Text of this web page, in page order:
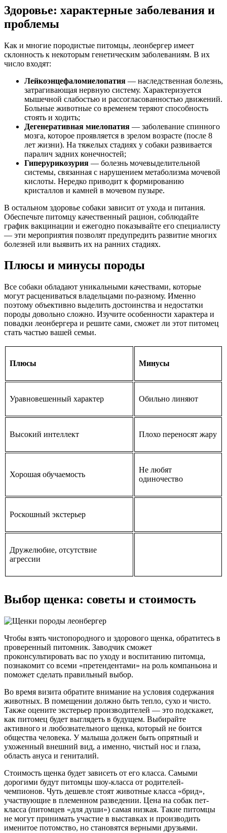
Здоровье: характерные заболевания и
проблемы
Как и многие породистые питомцы, леонбергер имеет
склонность к некоторым генетическим заболеваниям. В их
число входят:
Лейкоэнцефаломиелопатия — наследственная болезнь,
затрагивающая нервную систему. Характеризуется
мышечной слабостью и рассогласованностью движений.
Больные животные со временем теряют способность
стоять и ходить;
Дегенеративная миелопатия — заболевание спинного
мозга, которое проявляется в зрелом возрасте (после 8
лет жизни). На тяжелых стадиях у собаки развивается
паралич задних конечностей;
Гиперурикозурия — болезнь мочевыделительной
системы, связанная с нарушением метаболизма мочевой
кислоты. Нередко приводит к формированию
кристаллов и камней в мочевом пузыре.
В остальном здоровье собаки зависит от ухода и питания.
Обеспечьте питомцу качественный рацион, соблюдайте
график вакцинации и ежегодно показывайте его специалисту
— эти мероприятия позволят предупредить развитие многих
болезней или выявить их на ранних стадиях.
Плюсы и минусы породы
Все собаки обладают уникальными качествами, которые
могут расцениваться владельцами по-разному. Именно
поэтому объективно выделить достоинства и недостатки
породы довольно сложно. Изучите особенности характера и
повадки леонбергера и решите сами, сможет ли этот питомец
стать частью вашей семьи.
Плюсы Минусы
Уравновешенный характер Обильно линяют
Высокий интеллект Плохо переносят жару
Хорошая обучаемость
Не любят
одиночество
Роскошный экстерьер
Дружелюбие, отсутствие
агрессии
Выбор щенка: советы и стоимость
Чтобы взять чистопородного и здорового щенка, обратитесь в
проверенный питомник. Заводчик сможет
проконсультировать вас по уходу и воспитанию питомца,
познакомит со всеми «претендентами» на роль компаньона и
поможет сделать правильный выбор.
Во время визита обратите внимание на условия содержания
животных. В помещении должно быть тепло, сухо и чисто.
Также оцените экстерьер производителей — это подскажет,
как питомец будет выглядеть в будущем. Выбирайте
активного и любознательного щенка, который не боится
общества человека. У малыша должен быть опрятный и
ухоженный внешний вид, а именно, чистый нос и глаза,
область ануса и гениталий.
Стоимость щенка будет зависеть от его класса. Самыми
дорогими будут питомцы шоу-класса от родителей-
чемпионов. Чуть дешевле стоят животные класса «брид»,
участвующие в племенном разведении. Цена на собак пет-
класса (питомцев «для души») самая низкая. Такие питомцы
не могут принимать участие в выставках и производить
именитое потомство, но становятся верными друзьями.